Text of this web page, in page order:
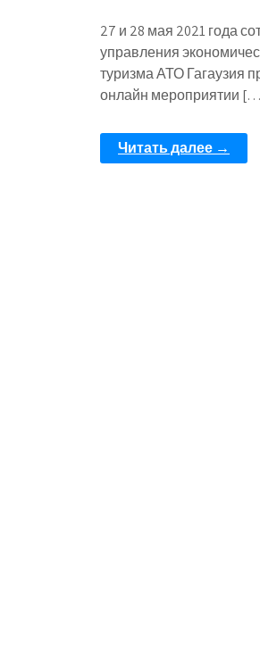
27 и 28 мая 2021 года
управления
туризма АТО Гагаузия
онлайн мероприятии
Читать далее →